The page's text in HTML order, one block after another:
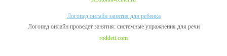
Логопед онлайн занятия для ребенка
Логопед онлайн проведет занятия: системные упражнения для речи
roddeti.com